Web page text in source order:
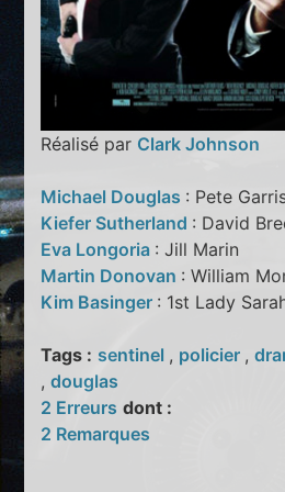
Réalisé par Clark Johnson
Michael Douglas : Pete
Kiefer Sutherland : David
Eva Longoria : Jill Marin
Martin Donovan : William
Kim Basinger : 1st Lady
Tags : sentinel , policier ,
,douglas
2 Erreurs dont :
2 Remarques